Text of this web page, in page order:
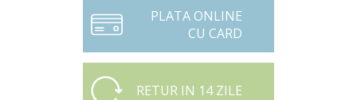
PLATA ONLINE
CU CARD
RETUR IN 14 ZILE